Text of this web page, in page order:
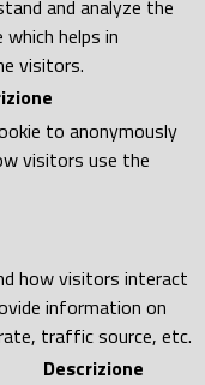
and analyze the
helps in
visitors.
to anonymously
visitors use the
how visitors interact
information on
traffic source, etc.
Descrizione